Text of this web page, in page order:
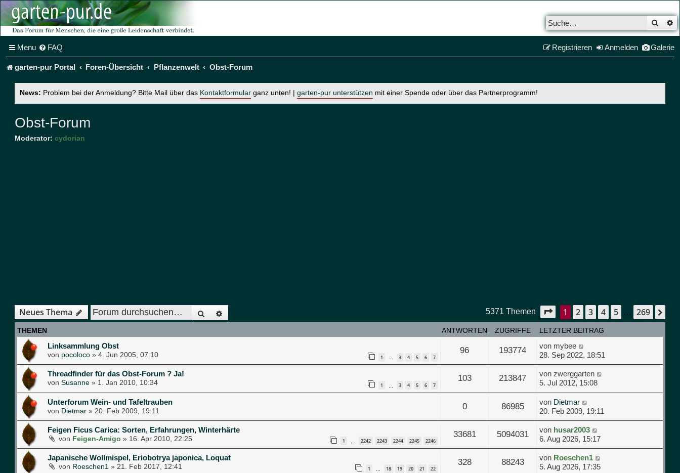
Menu FAQ Galerie
Anmelden
Registrieren
garten-pur Portal Foren-Übersicht Pflanzenwelt Obst-Forum
News: Problem bei der Anmeldung? Bitte Mail über das Kontaktformular ganz unten! | garten-pur unterstützen mit einer Spende oder über das Partnerprogramm!
Obst-Forum
Moderator: cydorian
Neues Thema Suche 5371 Themen Seite 1von 269
1 2 3 4 5 … 269
THEMEN ANTWORTEN ZUGRIFFE LETZTER BEITRAG
Linksammlung Obst
von pocoloco » 4. Jun 2005, 07:10 1 … 3 4 5 6 7
96 193774 von mybee
28. Sep 2022, 18:51
Threadfinder für das Obst-Forum ? Ja!
von Susanne » 1. Jan 2010, 10:34 1 3 4 5 6 7
103 213847 von zwerggarten
5. Jul 2012, 15:08
Unterforum Wein- und Tafeltrauben
von Dietmar » 20. Feb 2009, 19:11 0 86985 von Dietmar
20. Feb 2009, 19:11
Feigen Ficus Carica: Sorten, Erfahrungen, Winterhärte
von Feigen-Amigo » 16. Apr 2010, 22:25 1 2242 2243 2244 2245 2246
33681 5094031 von husar2003
6. Aug 2026, 15:17
Japanische Wollmispel, Eriobotrya japonica, Loquat
von Roeschen1 » 21. Feb 2017, 12:41 1 … 18 19 20 21 22
328 88243 von Roeschen1
5. Aug 2026, 17:35